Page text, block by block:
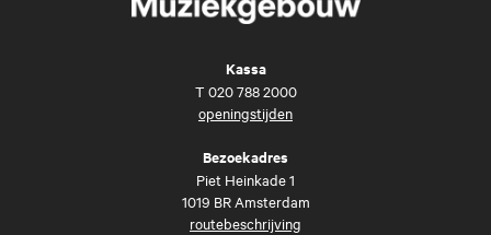
Kassa
T 020 788 2000
openingstijden
Bezoekadres
Piet Heinkade 1
1019 BR Amsterdam
routebeschrijving